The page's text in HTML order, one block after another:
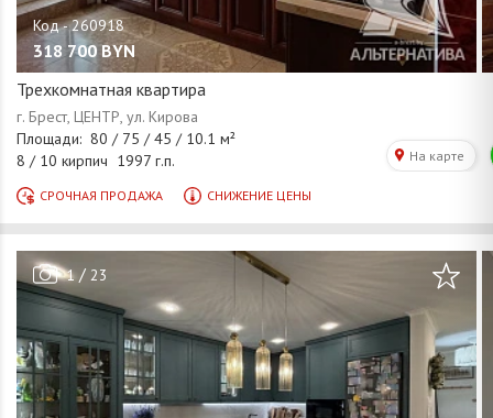
318 700 BYN
Трехкомнатная квартира
1/ 23